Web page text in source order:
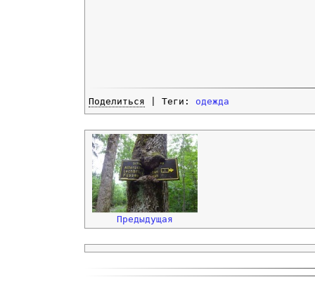
Поделиться | Теги: одежда
Предыдущая